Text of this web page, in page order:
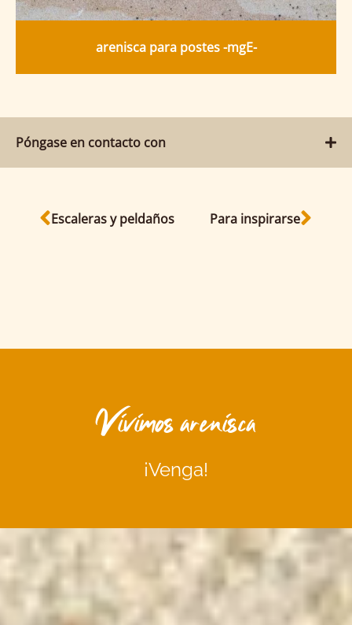
arenisca para postes -mgE-
Póngase en contacto con
Escaleras y peldaños Para inspirarse
Vivimos arenisca
¡Venga!